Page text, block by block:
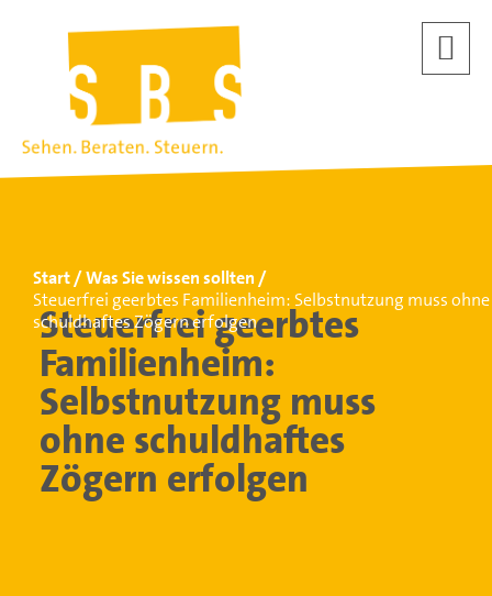
Start
Was Sie wissen sollten
Steuerfrei geerbtes Familienheim: Selbstnutzung muss ohne
schuldhaftes Zögern erfolgen
Steuerfrei geerbtes
Familienheim:
Selbstnutzung muss
ohne schuldhaftes
Zögern erfolgen